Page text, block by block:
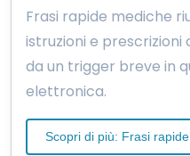
Frasi rapide mediche
istruzioni e prescrizioni
da un trigger breve in
elettronica.
Scopri di più: Frasi rapide